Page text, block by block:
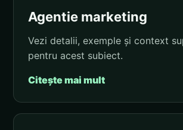
Agentie marketing
Vezi detalii, exemple și context
pentru acest subiect.
Citește mai mult